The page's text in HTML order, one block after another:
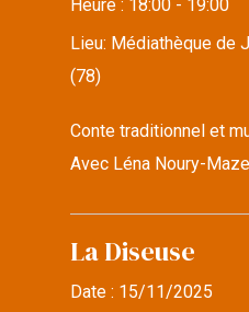
Heure : 18:00 - 19:00
Lieu: Médiathèque de
(78)
Conte traditionnel et
Avec Léna Noury-
La Diseuse
Date : 15/11/2025